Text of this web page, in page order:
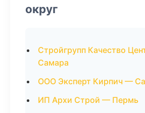
округ
Стройгрупп Качество
Самара
ООО Эксперт Кирпич —
ИП Архи Строй — Пермь